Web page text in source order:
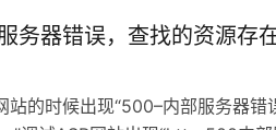
器错误，查找的资源存
的时候出现“500–内部服务器错